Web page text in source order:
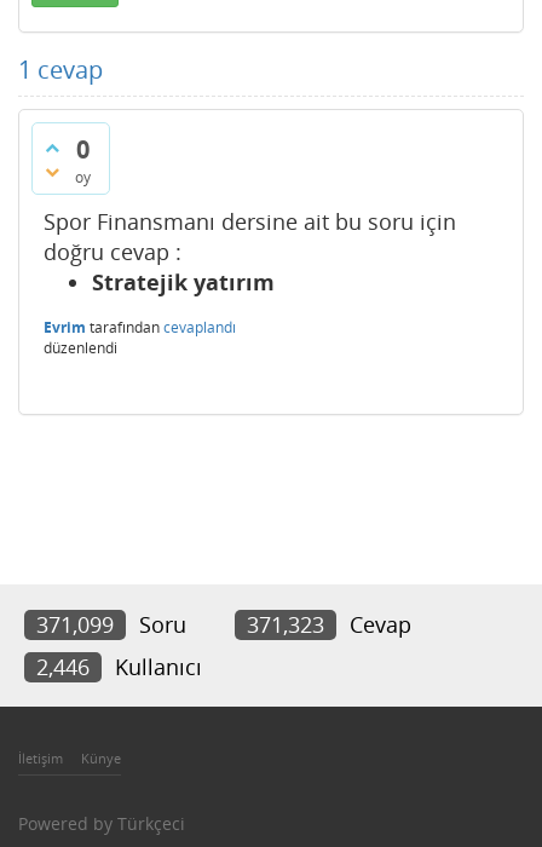
1 cevap
0
oy
Spor Finansmanı dersine ait bu soru için
doğru cevap :
Stratejik yatırım
Evrim tarafındancevaplandı
düzenlendi
371,099 Soru 371,323
Cevap
2,446
Kullanıcı
İletişim Künye
Powered by Türkçeci